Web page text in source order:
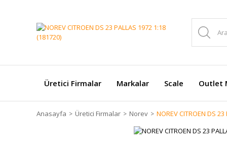
Üretici Firmalar Markalar Scale Outlet
Anasayfa Üretici Firmalar Norev NOREV CITROEN DS